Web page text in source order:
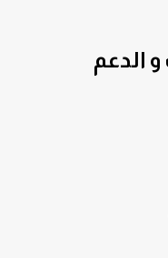
الدعم